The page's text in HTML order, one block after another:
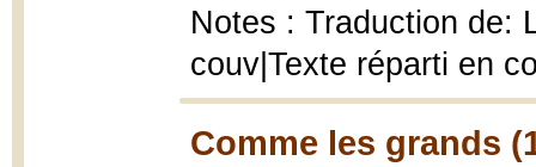
Notes : Traduction de:
couv|Texte réparti en
Comme les grands